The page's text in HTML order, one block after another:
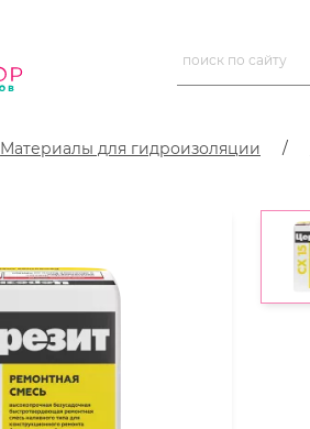
Материалы для гидроизоляции